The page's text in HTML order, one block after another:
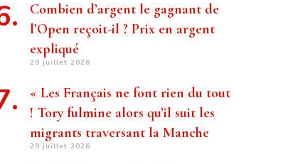
Combien d’argent le gagnant de
l’Open reçoit-il ? Prix ​​en argent
expliqué
29 juillet 2026
« Les Français ne font rien du tout
! Tory fulmine alors qu’il suit les
migrants traversant la Manche
29 juillet 2026